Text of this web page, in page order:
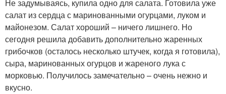
Не задумываясь, купила одно для салата. Готовила уже
салат из сердца с маринованными огурцами, луком и
майонезом. Салат хороший – ничего лишнего. Но
сегодня решила добавить дополнительно жаренных
грибочков (осталось несколько штучек, когда я готовила),
сыра, маринованных огурцов и жареного лука с
морковью. Получилось замечательно – очень нежно и
вкусно.